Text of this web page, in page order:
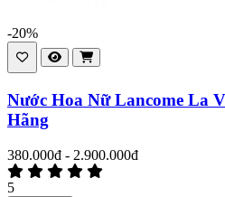
-20%
Nước Hoa Nữ Lancome La
Hãng
380.000đ - 2.900.000đ
5